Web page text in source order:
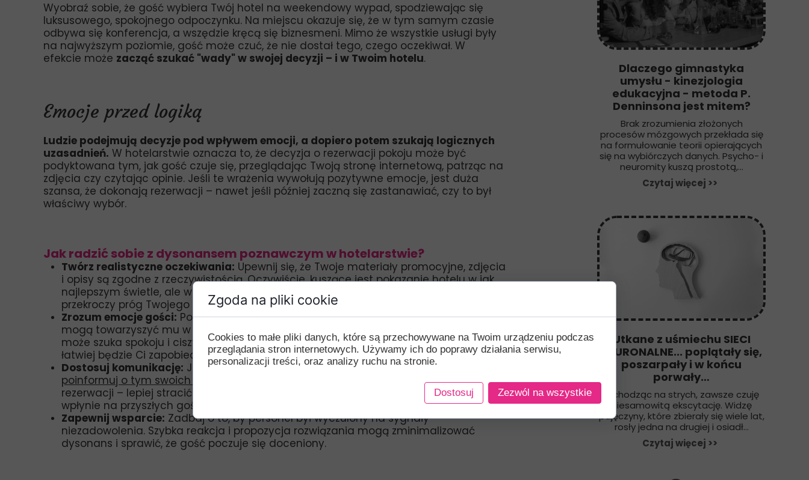
Dlaczego gimnastyka
umysłu - kinezjologia
edukacyjna - metoda P.
Denninsona jest mitem?
Brak zrozumienia złożonych
procesów mózgowych przekłada się
na formułowanie teorii opierających
się na wybiórczych danych. Psycho- i
neuromity kuszą prostotą,...
Czytaj więcej >>
Utkane z uśmiechu SIECI
NEURONALNE... poplątały się,
poszarpały i w końcu
porwały…
Wchodząc na strych, zawsze czuję
niesamowitą ekscytację. Widzę
pajęczyny, które zbierały się wiele lat,
rosły jedna na drugiej i osiadł...
Czytaj więcej >>
Wyobraź sobie, że gość wybiera Twój hotel na weekendowy wypad, spodziewając się
luksusowego, spokojnego odpoczynku. Na miejscu okazuje się, że w tym samym czasie
odbywa się konferencja, a wszędzie kręcą się biznesmeni. Mimo że wszystkie usługi były
na najwyższym poziomie, gość może czuć, że nie dostał tego, czego oczekiwał. W
efekcie może zacząć szukać "wady" w swojej decyzji – i w Twoim hotelu.
Emocje przed logiką
Ludzie podejmują decyzje pod wpływem emocji, a dopiero potem szukają logicznych
uzasadnień. W hotelarstwie oznacza to, że decyzja o rezerwacji pokoju może być
podyktowana tym, jak gość czuje się, przeglądając Twoją stronę internetową, patrząc na
zdjęcia czy czytając opinie. Jeśli te wrażenia wywołują pozytywne emocje, jest duża
szansa, że dokonają rezerwacji – nawet jeśli później zaczną się zastanawiać, czy to był
właściwy wybór.
Jak radzić sobie z dysonansem poznawczym w hotelarstwie?
Twórz realistyczne oczekiwania: Upewnij się, że Twoje materiały promocyjne, zdjęcia
i opisy są zgodne z rzeczywistością. Oczywiście, kuszące jest pokazanie hotelu w jak
najlepszym świetle, ale ważniejsze jest, by gość nie czuł się rozczarowany, kiedy
przekroczy próg Twojego obiektu.
Zrozum emocje gości: Postaw się na miejscu gościa i zastanów się, jakie emocje
mogą towarzyszyć mu w trakcie pobytu. Czy jest zestresowany po długiej podróży? A
może szuka spokoju i ciszy? Im lepiej zrozumiesz emocjonalne potrzeby gościa, tym
łatwiej będzie Ci zapobiec dysonansowi poznawczemu.
Dostosuj komunikację: Jeśli wiesz, że w hotelu odbywa się duże wydarzenie,
poinformuj o tym swoich gości wcześniej
. Nawet jeśli oznacza to, że ktoś zrezygnuje z
rezerwacji – lepiej stracić jedną rezerwację niż otrzymać negatywną opinię, która
wpłynie na przyszłych gości.
Zapewnij wsparcie: Zadbaj o to, by personel był wyczulony na sygnały
niezadowolenia. Szybka reakcja i propozycja rozwiązania mogą zminimalizować
dysonans i sprawić, że gość poczuje się doceniony.
Zgoda na pliki cookie
Cookies to małe pliki danych, które są przechowywane na Twoim urządzeniu podczas
przeglądania stron internetowych. Używamy ich do poprawy działania serwisu,
personalizacji treści, oraz analizy ruchu na stronie.
Dostosuj Zezwól na wszystkie